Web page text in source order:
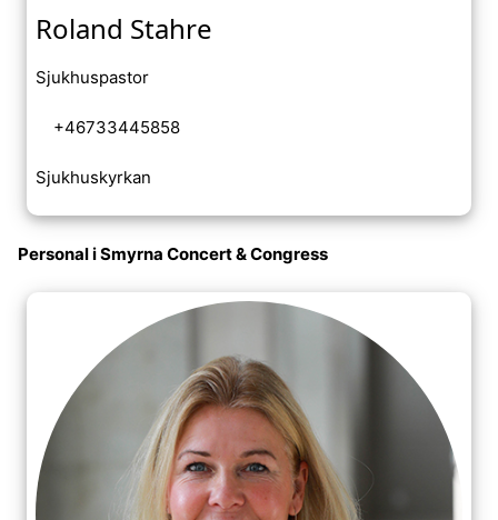
Roland Stahre
Sjukhuspastor
+46733445858
Sjukhuskyrkan
Personal i Smyrna Concert & Congress